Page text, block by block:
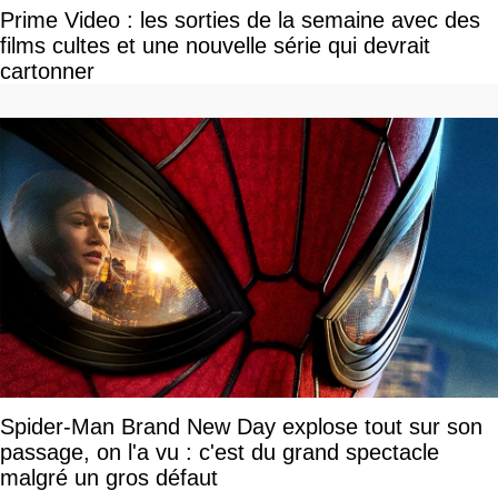
Prime Video : les sorties de la semaine avec des
films cultes et une nouvelle série qui devrait
cartonner
Spider-Man Brand New Day explose tout sur son
passage, on l'a vu : c'est du grand spectacle
malgré un gros défaut